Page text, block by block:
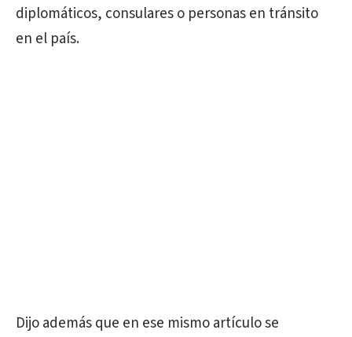
diplomáticos, consulares o personas en tránsito
en el país.
Dijo además que en ese mismo artículo se